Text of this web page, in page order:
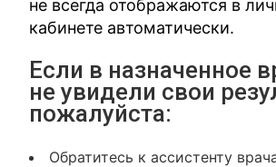
не всегда отображаются в
кабинете автоматически.
Если в назначенное
не увидели свои
пожалуйста:
Обратитесь к ассистенту